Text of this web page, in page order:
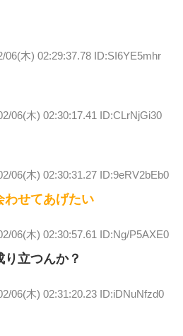
06(木) 02:29:37.78 ID:SI6YE5mhr
06(木) 02:30:17.41 ID:CLrNjGi30
06(木) 02:30:31.27 ID:9eRV2bEb0
わせてあげたい
06(木) 02:30:57.61 ID:Ng/P5AXE0
立つんか？
06(木) 02:31:20.23 ID:iDNuNfzd0